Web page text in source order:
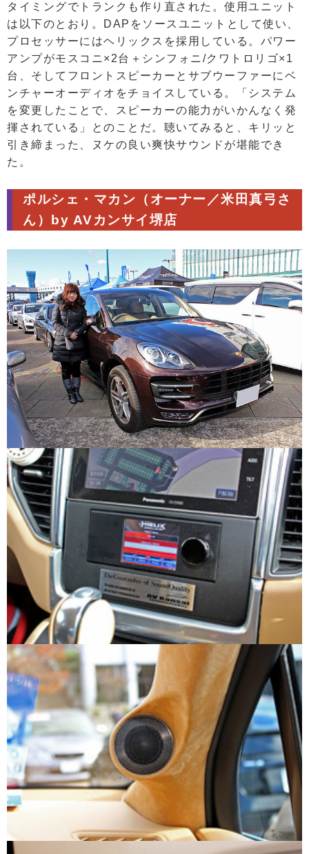
タイミングでトランクも作り直された。使用ユニット
は以下のとおり。DAPをソースユニットとして使い、
プロセッサーにはヘリックスを採用している。パワー
アンプがモスコニ×2台＋シンフォニ/クワトロリゴ×1
台、そしてフロントスピーカーとサブウーファーにベ
ンチャーオーディオをチョイスしている。「システム
を変更したことで、スピーカーの能力がいかんなく発
揮されている」とのことだ。聴いてみると、キリッと
引き締まった、ヌケの良い爽快サウンドが堪能でき
た。
ポルシェ・マカン（オーナー／米田真弓さ
ん）by AVカンサイ堺店